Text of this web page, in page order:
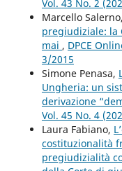
Vol. 43 No. 2
Marcello Salerno,
pregiudiziale: la
mai , DPCE
3/2015
Simone Penasa,
Ungheria: un
derivazione
Vol. 45 No. 4
Laura Fabiano,
costituzionalità
pregiudizialità